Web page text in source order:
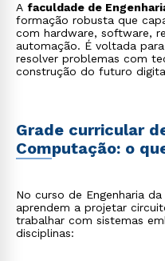
A faculdade de
formação robusta que
com hardware, software,
automação. É voltada
resolver problemas com
construção do futuro
Grade curricular
Computação: o
No curso de Engenharia
aprendem a projetar
trabalhar com sistemas
disciplinas: